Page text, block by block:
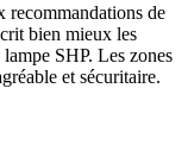
recommandations de
bien mieux les
SHP. Les zones
et sécuritaire.